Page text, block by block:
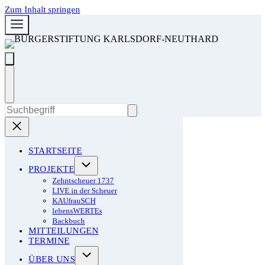
Zum Inhalt springen
STARTSEITE
PROJEKTE
Zehntscheuer 1737
LIVE in der Scheuer
KAUfrauSCH
lebensWERTEs
Backbuch
MITTEILUNGEN
TERMINE
ÜBER UNS